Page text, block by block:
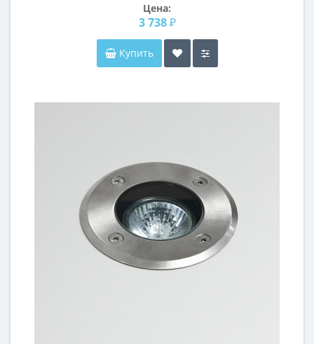
Цена:
3 738 ₽
Купить